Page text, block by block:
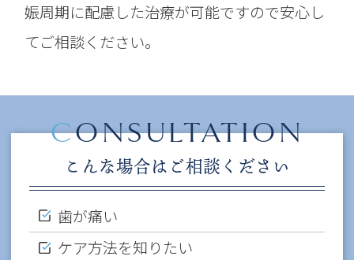
娠周期に配慮した治療が可能ですので安心し
てご相談ください。
CONSULTATION
こんな場合はご相談ください
歯が痛い
ケア方法を知りたい